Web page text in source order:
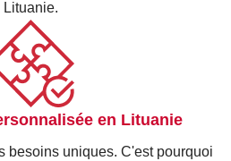
SOCIÉTÉ
CLEFS EN MAIN
€
HT
en Lituanie
éclairées.
Lituanie.
en Lituanie
besoins uniques. C'est pourquoi